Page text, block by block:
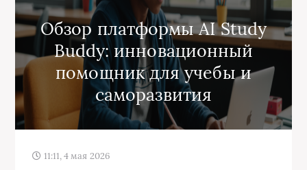
Обзор платформы AI Study
Buddy: инновационный
помощник для учебы и
саморазвития
11:11, 4 мая 2026